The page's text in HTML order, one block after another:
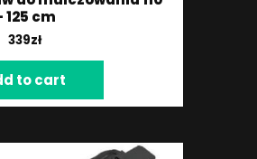
125 cm
339zł
to cart